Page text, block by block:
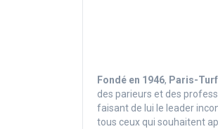
Fondé en 1946, Paris-Turf
des parieurs et des
faisant de lui le leader
tous ceux qui souhaitent